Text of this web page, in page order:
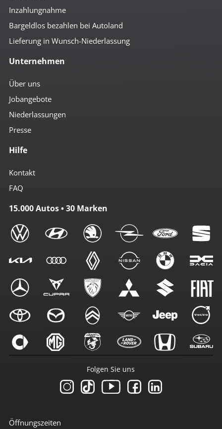
Inzahlungnahme
Bargeldlos bezahlen bei Autoland
Lieferung in Wunsch-Niederlassung
Unternehmen
Über uns
Jobangebote
Niederlassungen
Presse
Hilfe
Kontakt
FAQ
15.000 Autos • 30 Marken
Öffnungszeiten
Folgen Sie uns